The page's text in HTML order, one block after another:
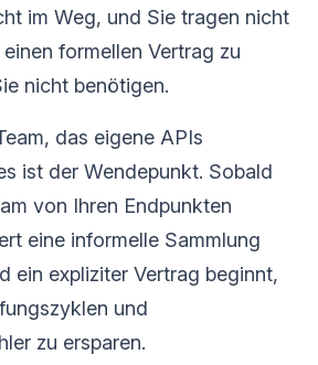
im Weg, und Sie tragen nicht
formellen Vertrag zu
nicht benötigen.
das eigene APIs
ist der Wendepunkt. Sobald
von Ihren Endpunkten
eine informelle Sammlung
ein expliziter Vertrag beginnt,
und
zu ersparen.